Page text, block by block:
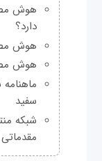
دارد؟
هوش
هوش
سفید
شبکه